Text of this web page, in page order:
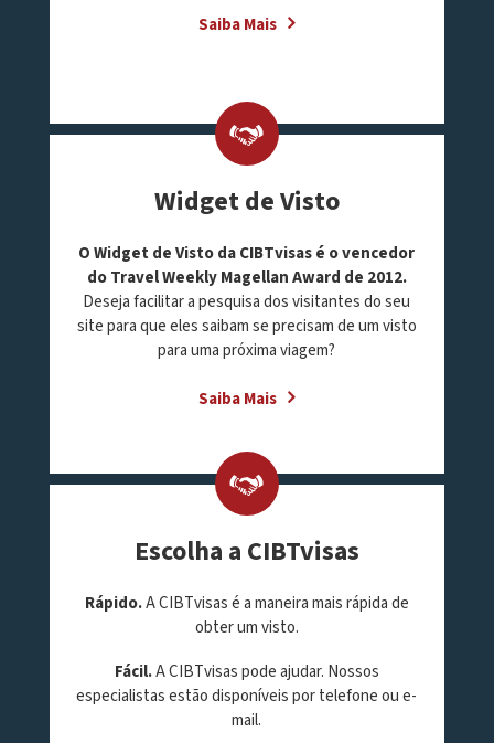
Saiba Mais
Widget de Visto
O Widget de Visto da CIBTvisas é o vencedor
do Travel Weekly Magellan Award de 2012.
Deseja facilitar a pesquisa dos visitantes do seu
site para que eles saibam se precisam de um visto
para uma próxima viagem?
Saiba Mais
Escolha a CIBTvisas
Rápido.A CIBTvisas é a maneira mais rápida de
obter um visto.
Fácil.A CIBTvisas pode ajudar. Nossos
especialistas estão disponíveis por telefone ou e-
mail.